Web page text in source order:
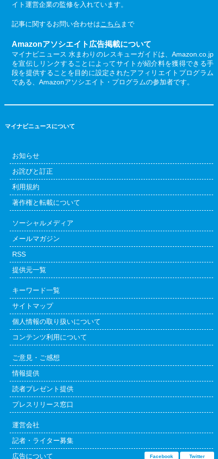
イト運営企業の監修を入れています。
記事に関するお問い合わせはこちら まで
Amazonアソシエイト広告掲載について
マイナビニュース 水まわりのレスキューガイドは、Amazon.co.jp
を宣伝しリンクすることによってサイトが紹介料を獲得できる手
段を提供することを目的に設定されたアフィリエイトプログラム
である、Amazonアソシエイト・プログラムの参加者です。
マイナビニュースについて
お知らせ
お詫びと訂正
利用規約
著作権と転載について
ソーシャルメディア
メールマガジン
RSS
提供元一覧
キーワード一覧
サイトマップ
個人情報の取り扱いについて
コンテンツ利用について
ご意見・ご感想
情報提供
読者プレゼント提供
プレスリリース窓口
運営会社
記者・ライター募集
広告について
Facebook Twitter